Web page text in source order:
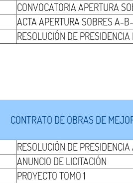
CONVOCATORIA APERTURA
ACTA APERTURA SOBRES A-
RESOLUCIÓN DE
CONTRATO DE OBRAS DE
RESOLUCIÓN DE
ANUNCIO DE LICITACIÓN
PROYECTO TOMO 1